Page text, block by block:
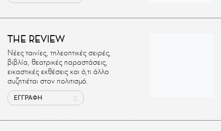
THE REVIEW
Νέες ταινίες, τηλεοπτικές σειρές,
βιβλία, θεατρικές παραστάσεις,
εικαστικές εκθέσεις και ό,τι άλλο
συζητιέται στον πολιτισμό.
ΕΓΓΡΑΦΗ